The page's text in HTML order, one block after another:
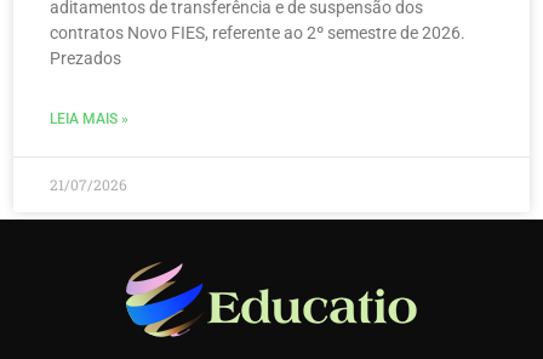
aditamentos de transferência e de suspensão dos
contratos Novo FIES, referente ao 2º semestre de 2026.
Prezados
LEIA MAIS »
21/07/2026